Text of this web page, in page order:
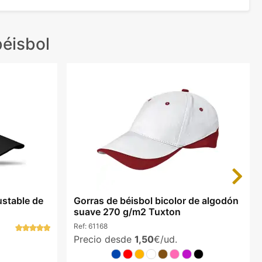
de
Gorras de béisbol bicolor de algodón
suave 270 g/m2 Tuxton
Ref: 61168
Precio desde 1,50€/ud.
Next